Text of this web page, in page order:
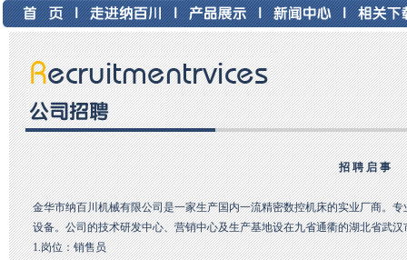
招 聘 启 事
金华市纳百川机械有限公司是一家生产国内一流精密数控机床的实业厂商。
设备。公司的技术研发中心、营销中心及生产基地设在九省通衢的湖北省武
1.岗位：销售员